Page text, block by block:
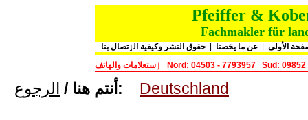
Pfeiffer &
Fachmakler für
الأولى عن ما يخصنا
حقوق النشر وكيفية الٳتصال بنا
Nord: 04503 - 7793957 Süd: 09852
أنتم هنا / الرجوع : Deutschland